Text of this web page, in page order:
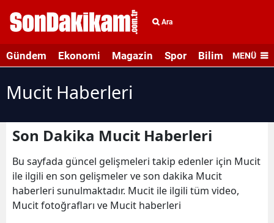
Ara
Gündem Ekonomi Magazin Spor Bilim veMENÜ
Mucit Haberleri
Son Dakika Mucit Haberleri
Bu sayfada güncel gelişmeleri takip edenler için Mucit
ile ilgili en son gelişmeler ve son dakika Mucit
haberleri sunulmaktadır. Mucit ile ilgili tüm video,
Mucit fotoğrafları ve Mucit haberleri